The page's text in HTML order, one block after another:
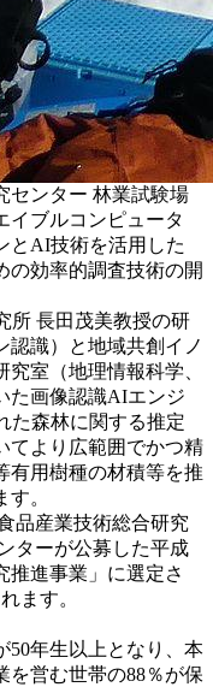
センター 林業試験場
イブルコンピュータ
とAI技術を活用した
の効率的調査技術の開
所 長田茂美教授の研
認識）と地域共創イノ
室（地理情報科学、
た画像認識AIエンジ
た森林に関する推定
てより広範囲でかつ精
有用樹種の材積等を推
。
品産業技術総合研究
ターが公募した平成
推進事業」に選定さ
ます。
年生以上となり、本
を営む世帯の88％が保